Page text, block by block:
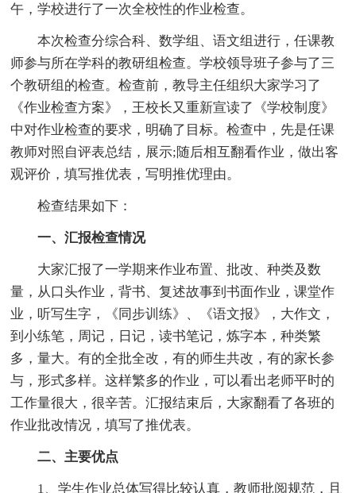
午，学校进行了一次全校性的作业检查。
本次检查分综合科、数学组、语文组进行，任课教
师参与所在学科的教研组检查。学校领导班子参与了三
个教研组的检查。检查前，教导主任组织大家学习了
《作业检查方案》，王校长又重新宣读了《学校制度》
中对作业检查的要求，明确了目标。检查中，先是任课
教师对照自评表总结，展示;随后相互翻看作业，做出客
观评价，填写推优表，写明推优理由。
检查结果如下：
一、汇报检查情况
大家汇报了一学期来作业布置、批改、种类及数
量，从口头作业，背书、复述故事到书面作业，课堂作
业，听写生字，《同步训练》、《语文报》，大作文，
到小练笔，周记，日记，读书笔记，炼字本，种类繁
多，量大。有的全批全改，有的师生共改，有的家长参
与，形式多样。这样繁多的作业，可以看出老师平时的
工作量很大，很辛苦。汇报结束后，大家翻看了各班的
作业批改情况，填写了推优表。
二、主要优点
1、学生作业总体写得比较认真，教师批阅规范，且